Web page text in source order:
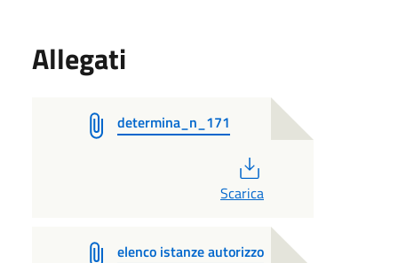
Allegati
determina_n_171
Scarica
elenco istanze autorizzo